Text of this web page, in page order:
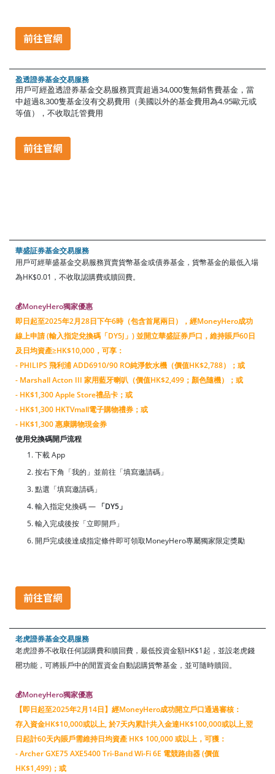
盈透證券基金交易服務
用戶可經盈透證券基金交易服務買賣超過34,000隻無銷售費基金，當
中超過8,300隻基金沒有交易費用（美國以外的基金費用為4.95歐元或
等值），不收取託管費用
華盛証券基金交易服務
用戶可經華盛基金交易服務買賣貨幣基金或債券基金，貨幣基金的最低入場
為HK$0.01，不收取認購費或贖回費。
💰MoneyHero獨家優惠
即日起至2025年2月28日下午6時（包含首尾兩日），經MoneyHero成功
線上申請 (輸入指定兌換碼「DY5J」) 並開立華盛証券戶口，維持賬戶60日
及日均資產≥HK$10,000，可享：
- PHILIPS 飛利浦 ADD6910/90 RO純淨飲水機（價值HK$2,788）；或
- Marshall Acton III 家用藍牙喇叭（價值HK$2,499；顏色隨機）；或
- HK$1,300 Apple Store禮品卡；或
- HK$1,300 HKTVmall電子購物禮券；或
- HK$1,300 惠康購物現金券
使用兌換碼開戶流程
下載 App
按右下角「我的」並前往「填寫邀請碼」
點選「填寫邀請碼」
輸入指定兌換碼 — 「DY5」
輸入完成後按「立即開戶」
開戶完成後達成指定條件即可領取MoneyHero專屬獨家限定獎勵
老虎證券基金交易服務
老虎證券不收取任何認購費和贖回費，最低投資金額HK$1起，並設老虎錢
罌功能，可將賬戶中的閒置資金自動認購貨幣基金，並可隨時贖回。
💰MoneyHero獨家優惠
【即日起至2025年2月14日】經MoneyHero成功開立戶口通過審核：
存入資金HK$10,000或以上, 於7天內累計共入金達HK$100,000或以上,翌
日起計60天內賬戶需維持日均資產 HK$ 100,000 或以上，可獲：
- Archer GXE75 AXE5400 Tri-Band Wi-Fi 6E 電競路由器 (價值
HK$1,499)；或